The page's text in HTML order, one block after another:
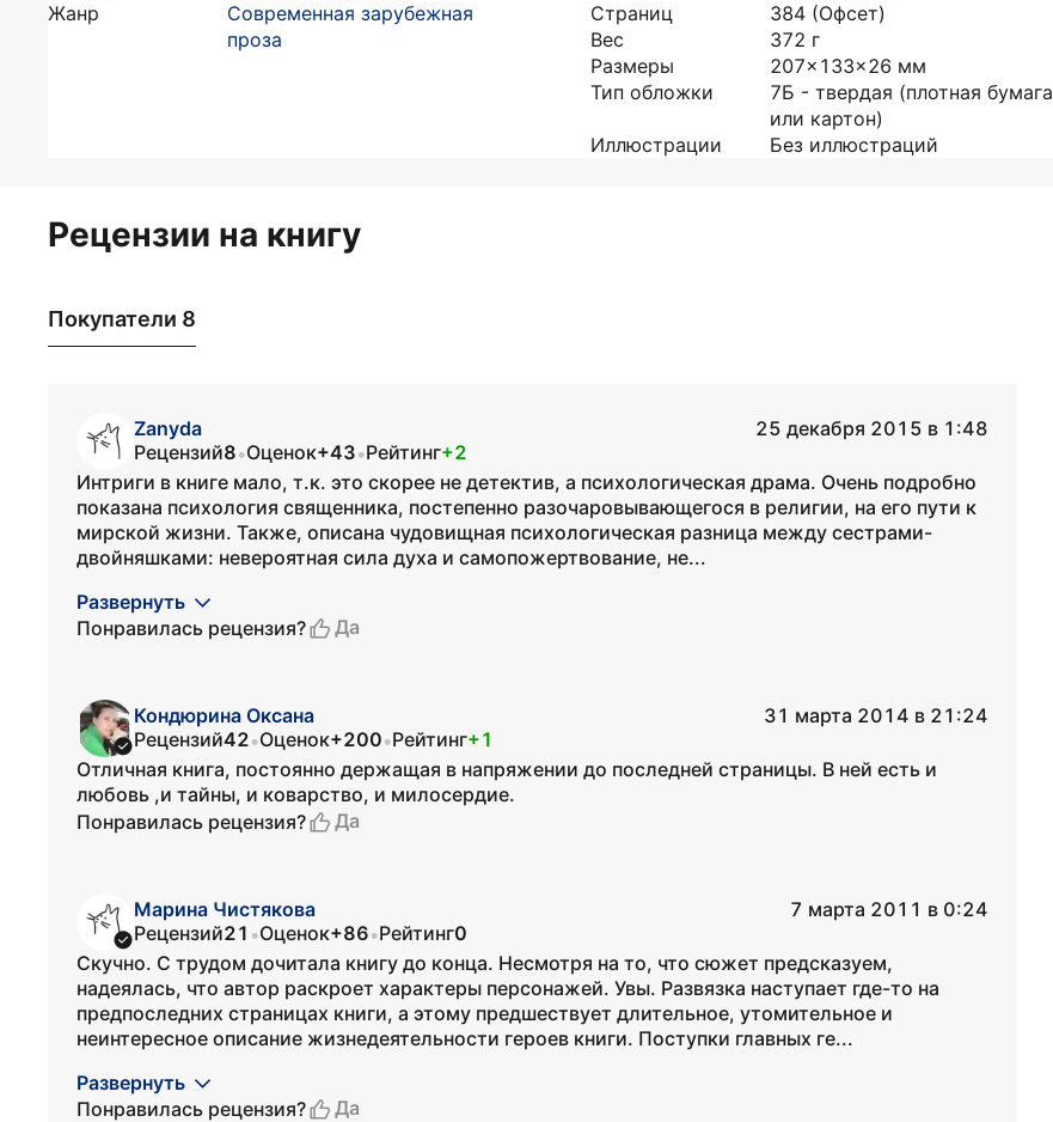
Жанр
Современная зарубежная
проза
Страниц
384 (Офсет)
Вес
372 г
Размеры
207x133x26 мм
Тип обложки
7Б - твердая (плотная бумага
или картон)
Иллюстрации
Без иллюстраций
Рецензии на книгу
Покупатели 8
Zanyda
25 декабря 2015 в 1:48
Рецензий8•Оценок+43•Рейтинг+2
Интриги в книге мало, т.к. это скорее не детектив, а психологическая драма. Очень подробно
показана психология священника, постепенно разочаровывающегося в религии, на его пути к
мирской жизни. Также, описана чудовищная психологическая разница между сестрами-
двойняшками: невероятная сила духа и самопожертвование, не...
Развернуть
Понравилась рецензия?
Да
Кондюрина Оксана
31 марта 2014 в 21:24
Рецензий42•Оценок+200•Рейтинг+1
Отличная книга, постоянно держащая в напряжении до последней страницы. В ней есть и
любовь ,и тайны, и коварство, и милосердие.
Понравилась рецензия?
Да
Марина Чистякова
7 марта 2011 в 0:24
Рецензий21 •Оценок+86•Рейтинг0
Скучно. С трудом дочитала книгу до конца. Несмотря на то, что сюжет предсказуем,
надеялась, что автор раскроет характеры персонажей. Увы. Развязка наступает где-то на
предпоследних страницах книги, а этому предшествует длительное, утомительное и
неинтересное описание жизнедеятельности героев книги. Поступки главных ге...
Развернуть
Понравилась рецензия?
Да